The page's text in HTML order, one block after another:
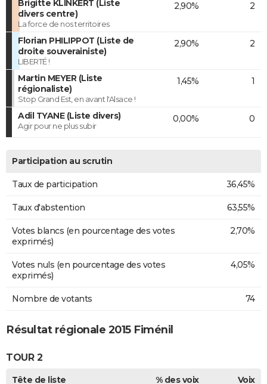
Brigitte KLINKERT (Liste
divers centre)
La force de nos territoires
2,90% 2
Florian PHILIPPOT (Liste de
droite souverainiste)
LIBERTÉ !
2,90% 2
Martin MEYER (Liste
régionaliste)
Stop Grand Est, en avant l'Alsace !
1,45% 1
Adil TYANE (Liste divers)
Agir pour ne plus subir
0,00% 0
Participation au scrutin
Taux de participation 36,45%
Taux d'abstention 63,55%
Votes blancs (en pourcentage des votes
exprimés)
2,70%
Votes nuls (en pourcentage des votes
exprimés)
4,05%
Nombre de votants 74
Résultat régionale 2015 Fiménil
TOUR 2
Tête de liste % des voix Voix